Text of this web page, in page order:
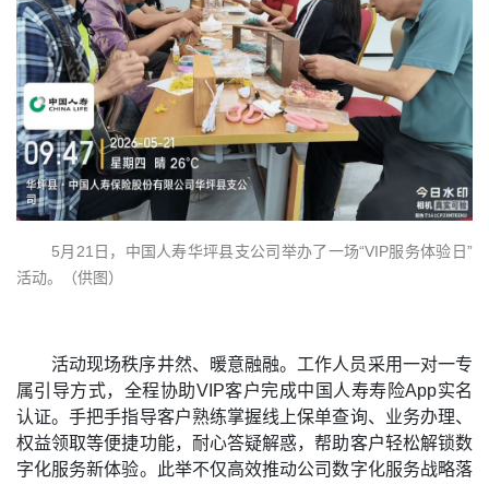
5月21日， 中国人寿华坪县支公司举办了一场“VIP服务体验日”
活动。
（供图）
活动现场秩序井然、暖意融融。工作人员采用一对一专
属引导方式，全程协助VIP客户完成中国人寿寿险App实名
认证。手把手指导客户熟练掌握线上保单查询、业务办理、
权益领取等便捷功能，耐心答疑解惑，帮助客户轻松解锁数
字化服务新体验。此举不仅高效推动公司数字化服务战略落